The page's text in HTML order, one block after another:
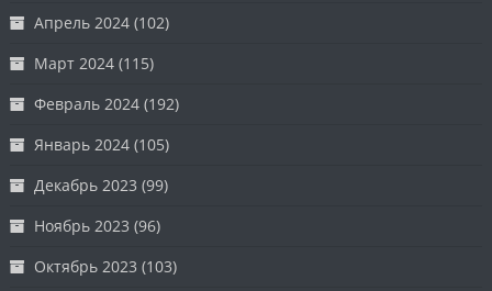
Апрель 2024 (102)
Март 2024 (115)
Февраль 2024 (192)
Январь 2024 (105)
Декабрь 2023 (99)
Ноябрь 2023 (96)
Октябрь 2023 (103)